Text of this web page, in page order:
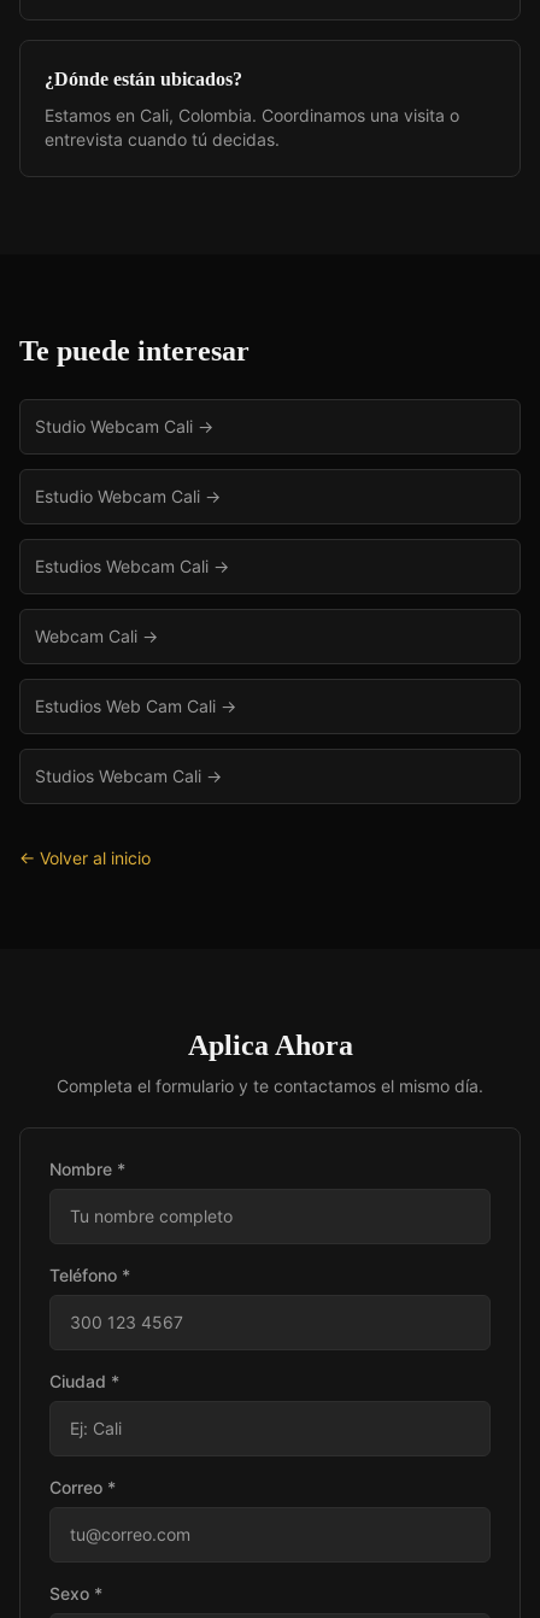
¿Dónde están ubicados?
Estamos en Cali, Colombia. Coordinamos una visita o
entrevista cuando tú decidas.
Te puede interesar
Studio Webcam Cali →
Estudio Webcam Cali →
Estudios Webcam Cali →
Webcam Cali →
Estudios Web Cam Cali →
Studios Webcam Cali →
← Volver al inicio
Aplica Ahora
Completa el formulario y te contactamos el mismo día.
Nombre *
Teléfono *
Ciudad *
Correo *
Sexo *